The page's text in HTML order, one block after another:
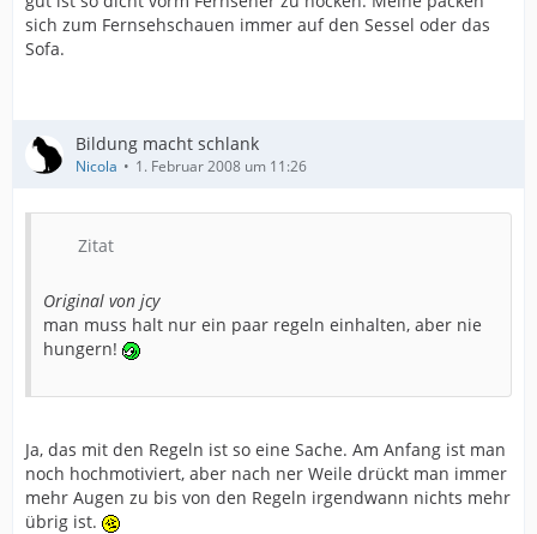
sich zum Fernsehschauen immer auf den Sessel oder das
Sofa.
Bildung macht schlank
Nicola 1. Februar 2008 um 11:26
Zitat
Original von jcy
man muss halt nur ein paar regeln einhalten, aber nie
hungern!
Ja, das mit den Regeln ist so eine Sache. Am Anfang ist man
noch hochmotiviert, aber nach ner Weile drückt man immer
mehr Augen zu bis von den Regeln irgendwann nichts mehr
übrig ist.